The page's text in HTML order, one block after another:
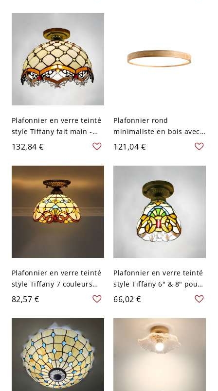
Scintillement et Dimmable
- Beige 110 V-120 V 30,48
cm Gradation à trois
niveaux
Plafonnier en verre teinté
style Tiffany fait main -
110 V-120 V Beige
132,84 €
Plafonnier rond
minimaliste en bois avec
abat-jour en acrylique
pour salon et chambre -
110 V-120 V 22,86 cm
121,04 €
Plafonnier en verre teinté
style Tiffany 7 couleurs
pour couloirs et entrées -
Beige 110 V-120 V
82,57 €
Plafonnier en verre teinté
style Tiffany 6" & 8" pour
couloirs & entrées - Beige
110 V-120 V 15,24 cm
66,02 €